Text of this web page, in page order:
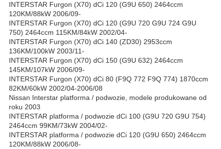
INTERSTAR Furgon (X70) dCi 120 (G9U 650) 2464ccm
120KM/88kW 2006/09-
INTERSTAR Furgon (X70) dCi 120 (G9U 720 G9U 724 G9U
750) 2464ccm 115KM/84kW 2002/04-
INTERSTAR Furgon (X70) dCi 140 (ZD30) 2953ccm
136KM/100kW 2003/11-
INTERSTAR Furgon (X70) dCi 150 (G9U 632) 2464ccm
145KM/107kW 2006/09-
INTERSTAR Furgon (X70) dCi 80 (F9Q 772 F9Q 774) 1870ccm
82KM/60kW 2002/04-2006/08
Nissan Interstar platforma / podwozie, modele produkowane od
roku 2003
INTERSTAR platforma / podwozie dCi 100 (G9U 720 G9U 754)
2464ccm 99KM/73kW 2004/02-
INTERSTAR platforma / podwozie dCi 120 (G9U 650) 2464ccm
120KM/88kW 2006/08-